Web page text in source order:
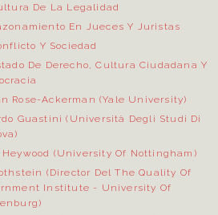
De La Legalidad
En Jueces Y Juristas
Y Sociedad
De Derecho, Cultura Ciudadana Y
Rose-Ackerman (Yale University)
Guastini (Università Degli Studi Di
Heywood (University Of Nottingham)
(Director DelThe Quality Of
Institute - University Of